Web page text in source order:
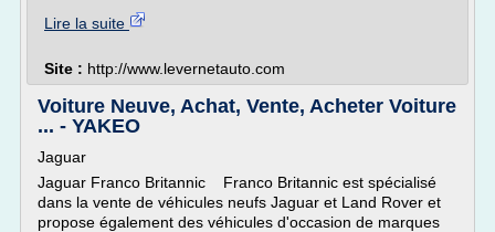
Lire la suite
Site : http://www.levernetauto.com
Voiture Neuve, Achat, Vente, Acheter Voiture
... - YAKEO
Jaguar
Jaguar Franco Britannic Franco Britannic est spécialisé
dans la vente de véhicules neufs Jaguar et Land Rover et
propose également des véhicules d'occasion de marques